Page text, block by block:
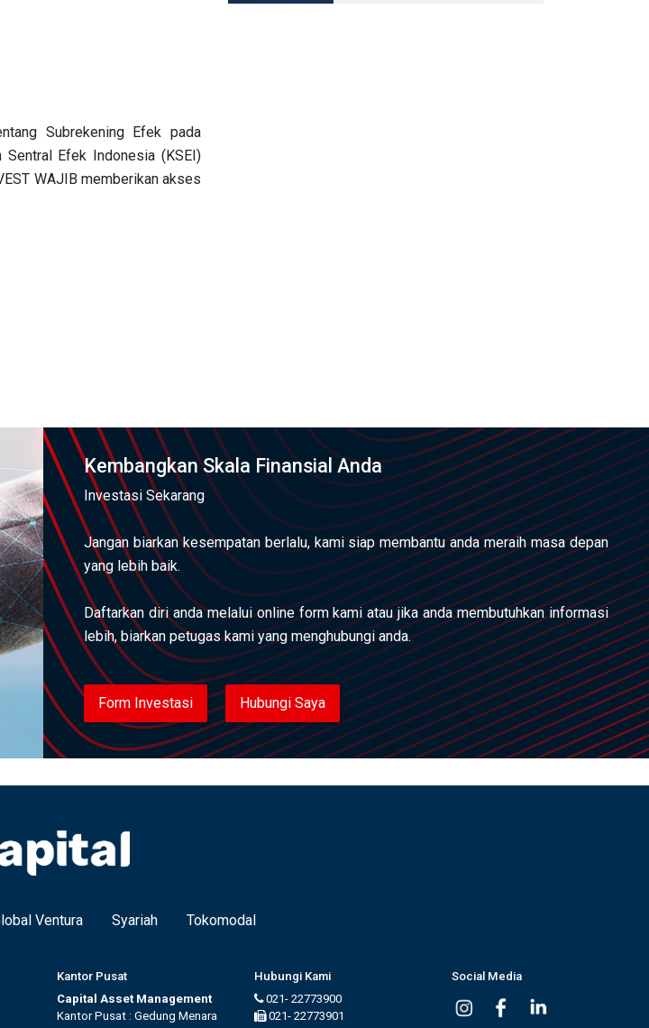
Subrekening Efek pada
Sentral Efek Indonesia (KSEI)
WAJIB memberikan akses
Kembangkan Skala Finansial Anda
Investasi Sekarang
Jangan biarkan kesempatan berlalu, kami siap membantu anda meraih masa depan
yang lebih baik.
Daftarkan diri anda melalui online form kami atau jika anda membutuhkan informasi
lebih, biarkan petugas kami yang menghubungi anda.
Form Investasi Hubungi Saya
Ventura Syariah Tokomodal
Kantor Pusat
Capital Asset Management
Kantor Pusat : Gedung Menara
Hubungi Kami
021- 22773900
021- 22773901
Social Media